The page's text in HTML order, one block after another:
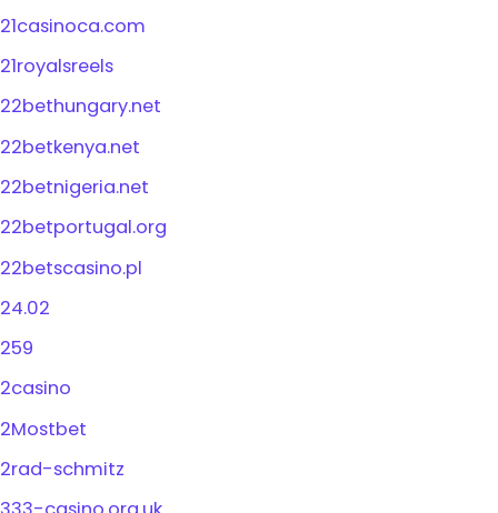
21casinoca.com
21royalsreels
22bethungary.net
22betkenya.net
22betnigeria.net
22betportugal.org
22betscasino.pl
24.02
259
2casino
2Mostbet
2rad-schmitz